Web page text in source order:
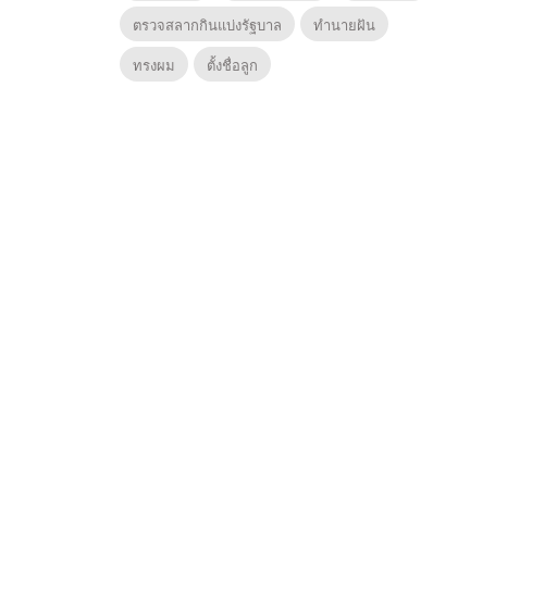
ตรวจสลากกินแบ่งรัฐบาล
ทำนายฝัน
ทรงผม
ตั้งชื่อลูก